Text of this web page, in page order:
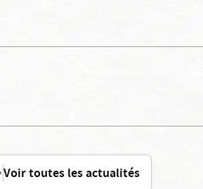
Voir toutes les actualités